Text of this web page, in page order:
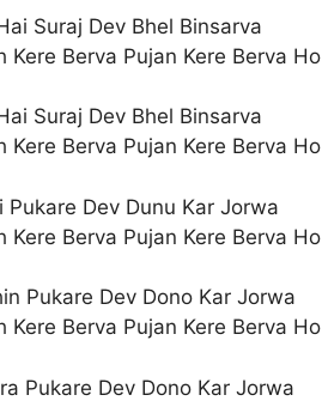
Suraj Dev Bhel Binsarva
Kere Berva Pujan Kere Berva Ho
Suraj Dev Bhel Binsarva
Kere Berva Pujan Kere Berva Ho
Pukare Dev Dunu Kar Jorwa
Kere Berva Pujan Kere Berva Ho
Pukare Dev Dono Kar Jorwa
Kere Berva Pujan Kere Berva Ho
Pukare Dev Dono Kar Jorwa